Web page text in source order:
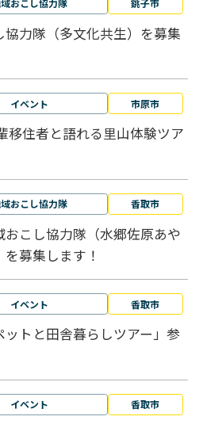
おこし協力隊 銚子市
協力隊（多文化共生）を募集
イベント 市原市
移住者と語れる里山体験ツア
おこし協力隊 香取市
おこし協力隊（水郷佐原あや
募集します！
イベント 香取市
ットと⽥舎暮らしツアー」参
イベント 香取市